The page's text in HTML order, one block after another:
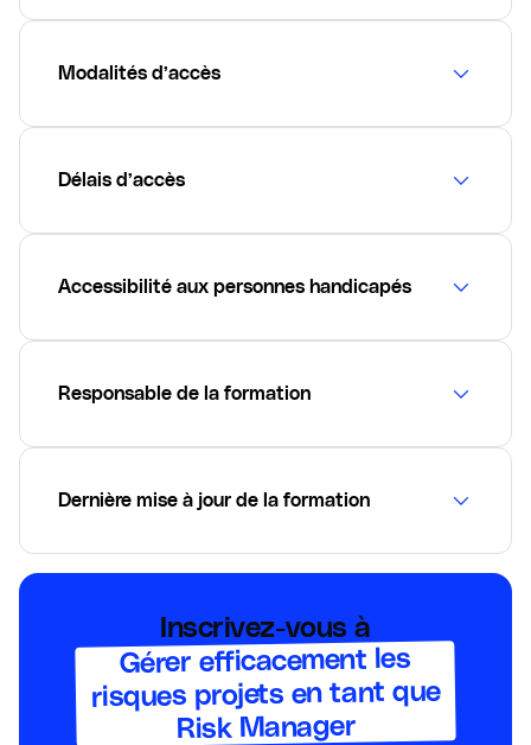
Modalités d’accès
Délais d’accès
Accessibilité aux personnes handicapés
Responsable de la formation
Dernière mise à jour de la formation
Inscrivez-vous à
Gérer efficacement les
risques projets en tant que
Risk Manager